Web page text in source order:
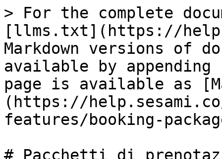
> For the complete
[llms.txt](https://
Markdown versions of
available by
page is available as
(https://
features/booking-
# Pacchetti di